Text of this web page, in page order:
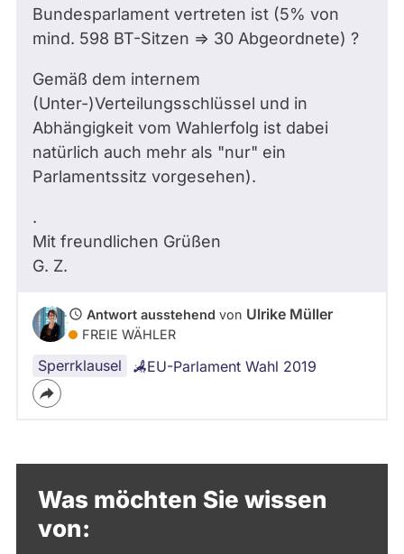
Bundesparlament vertreten ist (5% von
mind. 598 BT-Sitzen => 30 Abgeordnete) ?
Gemäß dem internem
(Unter-)Verteilungsschlüssel und in
Abhängigkeit vom Wahlerfolg ist dabei
natürlich auch mehr als "nur" ein
Parlamentssitz vorgesehen).
.
Mit freundlichen Grüßen
G. Z.
Antwort ausstehend von Ulrike Müller
FREIE WÄHLER
Sperrklausel EU-Parlament Wahl 2019
Was möchten Sie wissen
von: